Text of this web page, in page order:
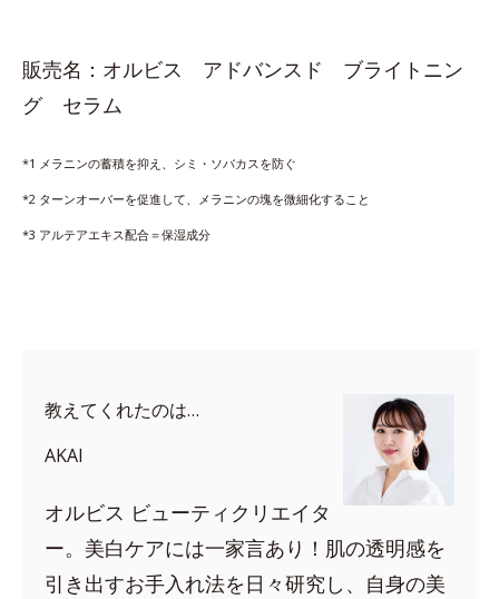
販売名：オルビス アドバンスド ブライトニン
グ セラム
*1 メラニンの蓄積を抑え、シミ・ソバカスを防ぐ
*2 ターンオーバーを促進して、メラニンの塊を微細化すること
*3 アルテアエキス配合＝保湿成分
教えてくれたのは…
AKAI
オルビス ビューティクリエイタ
ー。美白ケアには一家言あり！肌の透明感を
引き出すお手入れ法を日々研究し、自身の美